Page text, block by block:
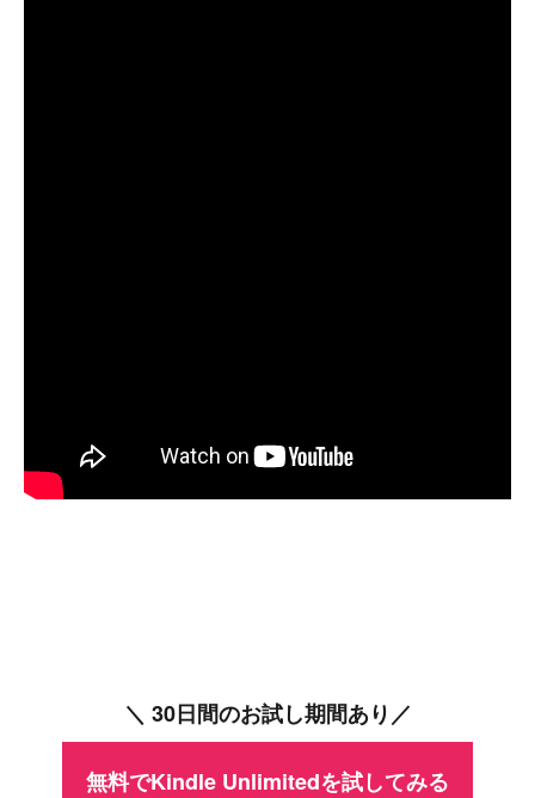
＼ 30日間のお試し期間あり／
無料でKindle Unlimitedを試してみる